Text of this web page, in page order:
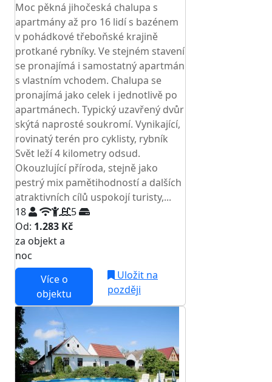
Moc pěkná jihočeská chalupa s
apartmány až pro 16 lidí s bazénem
v pohádkové třeboňské krajině
protkané rybníky. Ve stejném stavení
se pronajímá i samostatný apartmán
s vlastním vchodem. Chalupa se
pronajímá jako celek i jednotlivě po
apartmánech. Typický uzavřený dvůr
skýtá naprosté soukromí. Vynikající,
rovinatý terén pro cyklisty, rybník
Svět leží 4 kilometry odsud.
Okouzlující příroda, stejně jako
pestrý mix pamětihodností a dalších
atraktivních cílů uspokojí turisty,...
18
5
Od: 1.283 Kč
za objekt a
noc
Více o
objektu
Uložit na
později